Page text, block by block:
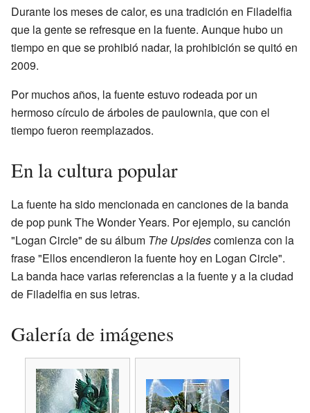
Durante los meses de calor, es una tradición en Filadelfia
que la gente se refresque en la fuente. Aunque hubo un
tiempo en que se prohibió nadar, la prohibición se quitó en
2009.
Por muchos años, la fuente estuvo rodeada por un
hermoso círculo de árboles de paulownia, que con el
tiempo fueron reemplazados.
En la cultura popular
La fuente ha sido mencionada en canciones de la banda
de pop punk The Wonder Years. Por ejemplo, su canción
"Logan Circle" de su álbum The Upsidescomienza con la
frase "Ellos encendieron la fuente hoy en Logan Circle".
La banda hace varias referencias a la fuente y a la ciudad
de Filadelfia en sus letras.
Galería de imágenes